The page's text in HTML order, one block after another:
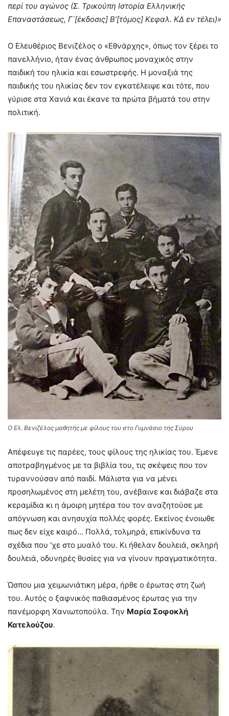
περί του αγώνος (Σ. Τρικούπη Ιστορία Ελληνικής
Επαναστάσεως, Γ΄[έκδοσις] Β’[τόμος] Κεφαλ. ΚΔ εν τέλει)»
Ο Ελευθέριος Βενιζέλος ο «Εθνάρχης», όπως τον ξέρει το
πανελλήνιο, ήταν ένας άνθρωπος μοναχικός στην
παιδική του ηλικία και εσωστρεφής. Η μοναξιά της
παιδικής του ηλικίας δεν τον εγκατέλειψε και τότε, που
γύρισε στα Χανιά και έκανε τα πρώτα βήματά του στην
πολιτική.
Ο Ελ. Βενιζέλος μαθητής με φίλους του στο Γυμνάσιο της Σύρου
Απέφευγε τις παρέες, τους φίλους της ηλικίας του. Έμενε
αποτραβηγμένος με τα βιβλία του, τις σκέψεις που τον
τυραννούσαν από παιδί. Μάλιστα για να μένει
προσηλωμένος στη μελέτη του, ανέβαινε και διάβαζε στα
κεραμίδια κι η άμοιρη μητέρα του τον αναζητούσε με
απόγνωση και ανησυχία πολλές φορές. Εκείνος ένοιωθε
πως δεν είχε καιρό… Πολλά, τολμηρά, επικίνδυνα τα
σχέδια που ‘χε στο μυαλό του. Κι ήθελαν δουλειά, σκληρή
δουλειά, οδυνηρές θυσίες για να γίνουν πραγματικότητα.
Ώσπου μια χειμωνιάτικη μέρα, ήρθε ο έρωτας στη ζωή
του. Αυτός ο ξαφνικός παθιασμένος έρωτας για την
πανέμορφη Χανιωτοπούλα. Την Μαρία Σοφοκλή
Κατελούζου.